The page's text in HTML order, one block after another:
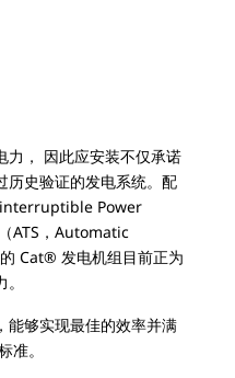
力， 因此应安装不仅承诺
历史验证的发电系统。配
Power
ATS，Automatic
Cat® 发电机组目前正为
能够实现最佳的效率并满
准。